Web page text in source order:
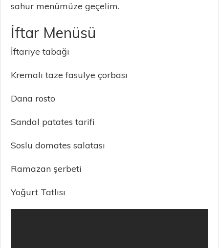
sahur menümüze geçelim.
İftar Menüsü
İftariye tabağı
Kremalı taze fasulye çorbası
Dana rosto
Sandal patates tarifi
Soslu domates salatası
Ramazan şerbeti
Yoğurt Tatlısı